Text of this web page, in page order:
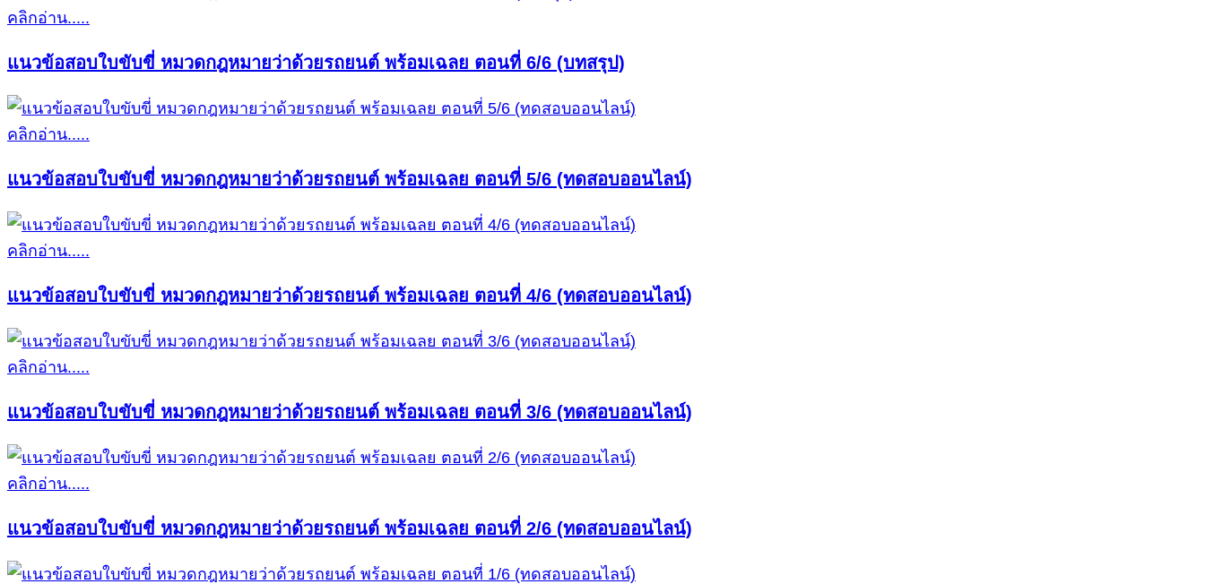
คลิกอ่าน.....
แนวข้อสอบใบขับขี่ หมวดกฎหมายว่าด้วยรถยนต์ พร้อมเฉลย ตอนที่ 6/6 (บทสรุป)
คลิกอ่าน.....
แนวข้อสอบใบขับขี่ หมวดกฎหมายว่าด้วยรถยนต์ พร้อมเฉลย ตอนที่ 5/6 (ทดสอบออนไลน์)
คลิกอ่าน.....
แนวข้อสอบใบขับขี่ หมวดกฎหมายว่าด้วยรถยนต์ พร้อมเฉลย ตอนที่ 4/6 (ทดสอบออนไลน์)
คลิกอ่าน.....
แนวข้อสอบใบขับขี่ หมวดกฎหมายว่าด้วยรถยนต์ พร้อมเฉลย ตอนที่ 3/6 (ทดสอบออนไลน์)
คลิกอ่าน.....
แนวข้อสอบใบขับขี่ หมวดกฎหมายว่าด้วยรถยนต์ พร้อมเฉลย ตอนที่ 2/6 (ทดสอบออนไลน์)